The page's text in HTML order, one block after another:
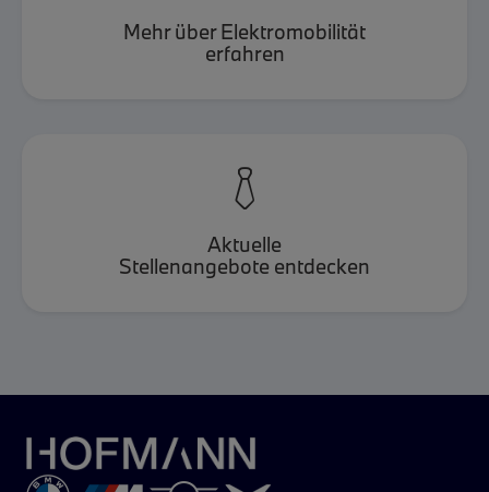
Mehr über Elektromobilität
erfahren

Aktuelle
Stellenangebote entdecken